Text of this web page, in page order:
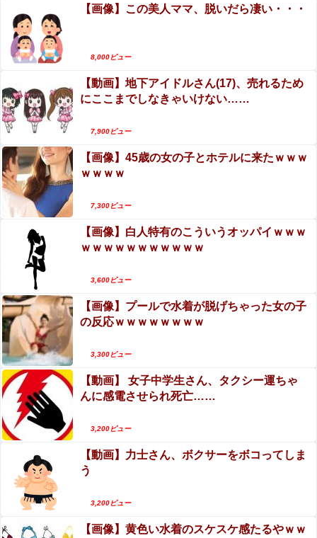
井上晴美、乳首ヘアヌードや濡れ場おっぱいがエ
ロ過ぎる！人生最後のラスト写真集、最高！！
エロ漫画『八尺耽溺奇談』をrawやhitomiを使わず
【画像】この美人ママ、脱いだら凄い・・・
8,000ビュー
【動画】地下アイドルさん(17)、売れるため
にここまでしなきゃいけない……
7,900ビュー
【画像】45歳の女の子とホテルに来たｗｗｗ
ｗｗｗｗ
7,300ビュー
【画像】白人特有のこういうオッパイｗｗｗ
ｗｗｗｗｗｗｗｗｗｗｗ
3,600ビュー
【画像】プールで水着が脱げちゃった女の子
の反応ｗｗｗｗｗｗｗｗ
3,300ビュー
【動画】 女子中学生さん、タクシー運ちゃ
んに感電させられ死亡……
3,200ビュー
【動画】力士さん、ボクサーをボコってしま
う
3,200ビュー
【画像】黄色い水着のスケスケ感たるやｗｗ